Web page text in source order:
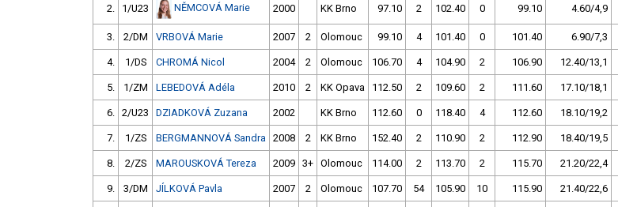
2. 1/U23 NĚMCOVÁ Marie 2000 KK Brno 97.10 2 102.40 0 99.10 4.60/4,9
3. 2/DM VRBOVÁ Marie 2007 2 Olomouc 99.10 4 101.40 0 101.40 6.90/7,3
4. 1/DS CHROMÁ Nicol 2004 2 Olomouc 106.70 4 104.90 2 106.90 12.40/13,1
5. 1/ZM LEBEDOVÁ Adéla 2010 2 KK Opava 112.50 2 109.60 2 111.60 17.10/18,1
6. 2/U23 DZIADKOVÁ Zuzana 2002 KK Brno 112.60 0 118.40 4 112.60 18.10/19,2
7. 1/ZS BERGMANNOVÁ Sandra 2008 2 KK Brno 152.40 2 110.90 2 112.90 18.40/19,5
8. 2/ZS MAROUSKOVÁ Tereza 2009 3+ Olomouc 114.00 2 113.70 2 115.70 21.20/22,4
9. 3/DM JÍLKOVÁ Pavla 2007 2 Olomouc 107.70 54 105.90 10 115.90 21.40/22,6